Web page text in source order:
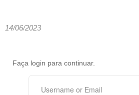
14/06/2023
Faça login para continuar.
Username or Email